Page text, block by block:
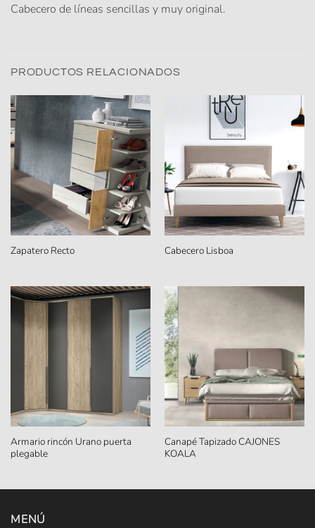
Cabecero de líneas sencillas y muy original.
PRODUCTOS RELACIONADOS
Zapatero Recto Cabecero Lisboa
Armario rincón Urano puerta
plegable
Canapé Tapizado CAJONES
KOALA
MENÚ